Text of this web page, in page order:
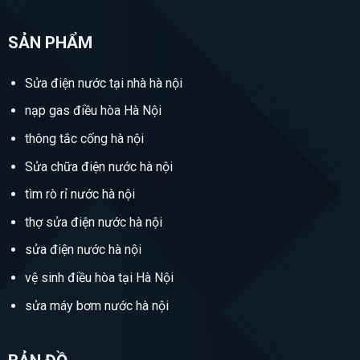
SẢN PHẨM
Sửa điện nước tại nhà hà nội
nạp gas điều hòa Hà Nội
thông tắc cống hà nội
Sửa chữa điện nước hà nội
tìm rò rỉ nước hà nội
thợ sửa điện nước hà nội
sửa điện nước hà nội
vệ sinh điều hòa tại Hà Nội
sửa máy bơm nước hà nội